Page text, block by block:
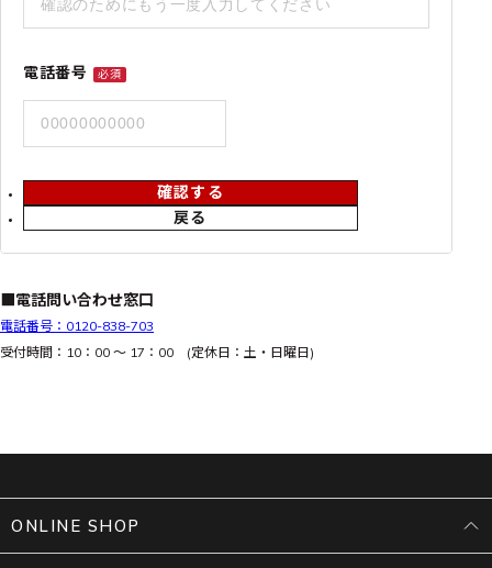
電話番号 必須
戻る
確認する
■電話問い合わせ窓口
電話番号：0120-838-703
受付時間：10：00 ～ 17：00 (定休日：土・日曜日)
ONLINE SHOP